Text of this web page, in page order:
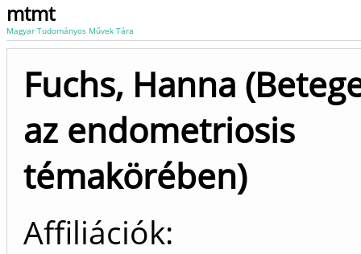
mtmt
Magyar Tudományos Művek Tára
Fuchs, Hanna
az endometriosis
témakörében)
Affiliációk